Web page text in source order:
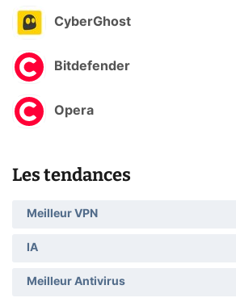
CyberGhost
Bitdefender
Opera
Les tendances
Meilleur VPN
IA
Meilleur Antivirus